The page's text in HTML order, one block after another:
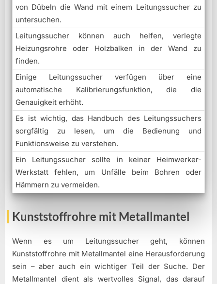
von Dübeln die Wand mit einem Leitungssucher zu
untersuchen.
Leitungssucher können auch helfen, verlegte
Heizungsrohre oder Holzbalken in der Wand zu
finden.
Einige Leitungssucher verfügen über eine
automatische Kalibrierungsfunktion, die die
Genauigkeit erhöht.
Es ist wichtig, das Handbuch des Leitungssuchers
sorgfältig zu lesen, um die Bedienung und
Funktionsweise zu verstehen.
Ein Leitungssucher sollte in keiner Heimwerker-
Werkstatt fehlen, um Unfälle beim Bohren oder
Hämmern zu vermeiden.
Kunststoffrohre mit Metallmantel
Wenn es um Leitungssucher geht, können
Kunststoffrohre mit Metallmantel eine Herausforderung
sein – aber auch ein wichtiger Teil der Suche. Der
Metallmantel dient als wertvolles Signal, das darauf